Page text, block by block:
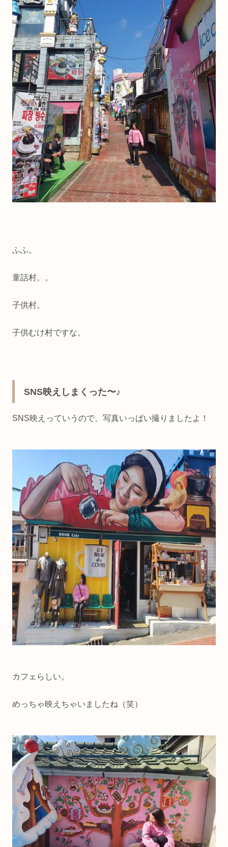
ふふ。
童話村。。
子供村。
子供むけ村ですな。
SNS映えしまくった〜♪
SNS映えっていうので、写真いっぱい撮りましたよ！
カフェらしい。
めっちゃ映えちゃいましたね（笑）